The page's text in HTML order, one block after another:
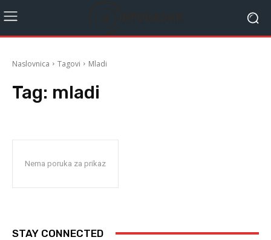
Naslovnica Tagovi Mladi
Tag: mladi
Nema poruka za prikaz
STAY CONNECTED